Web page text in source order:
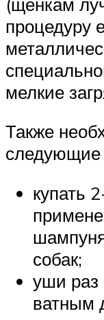
процедуру
мелкие
Также
следующие
купать
собак;
уши раз
ватным